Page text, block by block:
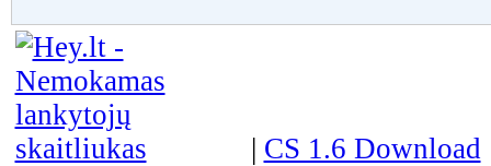
| CS 1.6 Download